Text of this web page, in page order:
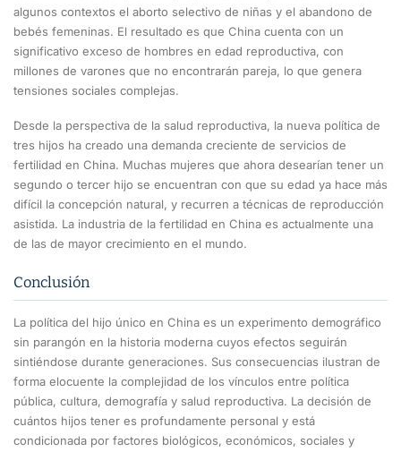
algunos contextos el aborto selectivo de niñas y el abandono de
bebés femeninas. El resultado es que China cuenta con un
significativo exceso de hombres en edad reproductiva, con
millones de varones que no encontrarán pareja, lo que genera
tensiones sociales complejas.
Desde la perspectiva de la salud reproductiva, la nueva política de
tres hijos ha creado una demanda creciente de servicios de
fertilidad en China. Muchas mujeres que ahora desearían tener un
segundo o tercer hijo se encuentran con que su edad ya hace más
difícil la concepción natural, y recurren a técnicas de reproducción
asistida. La industria de la fertilidad en China es actualmente una
de las de mayor crecimiento en el mundo.
Conclusión
La política del hijo único en China es un experimento demográfico
sin parangón en la historia moderna cuyos efectos seguirán
sintiéndose durante generaciones. Sus consecuencias ilustran de
forma elocuente la complejidad de los vínculos entre política
pública, cultura, demografía y salud reproductiva. La decisión de
cuántos hijos tener es profundamente personal y está
condicionada por factores biológicos, económicos, sociales y